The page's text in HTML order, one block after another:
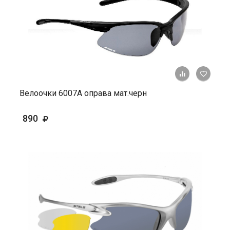
+ К
Велоочки 6007А оправа мат.черн
890